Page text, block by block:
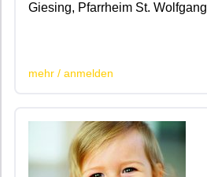
Giesing, Pfarrheim St. Wolfgang
mehr / anmelden